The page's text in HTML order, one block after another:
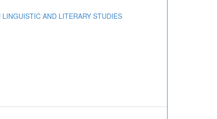
AND LITERARY STUDIES